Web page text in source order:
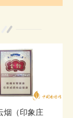
烟（印象庄